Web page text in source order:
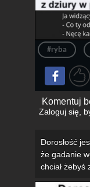
#ryba
Komentuj
Zaloguj się,
Dorosłość
że gadanie
chciał żebyś